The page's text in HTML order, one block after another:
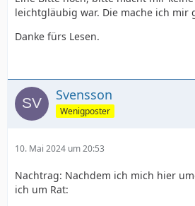
leichtgläubig war. Die mache ich mir
Danke fürs Lesen.
Svensson
Wenigposter
10. Mai 2024 um 20:53
Nachtrag: Nachdem ich mich hier
ich um Rat: